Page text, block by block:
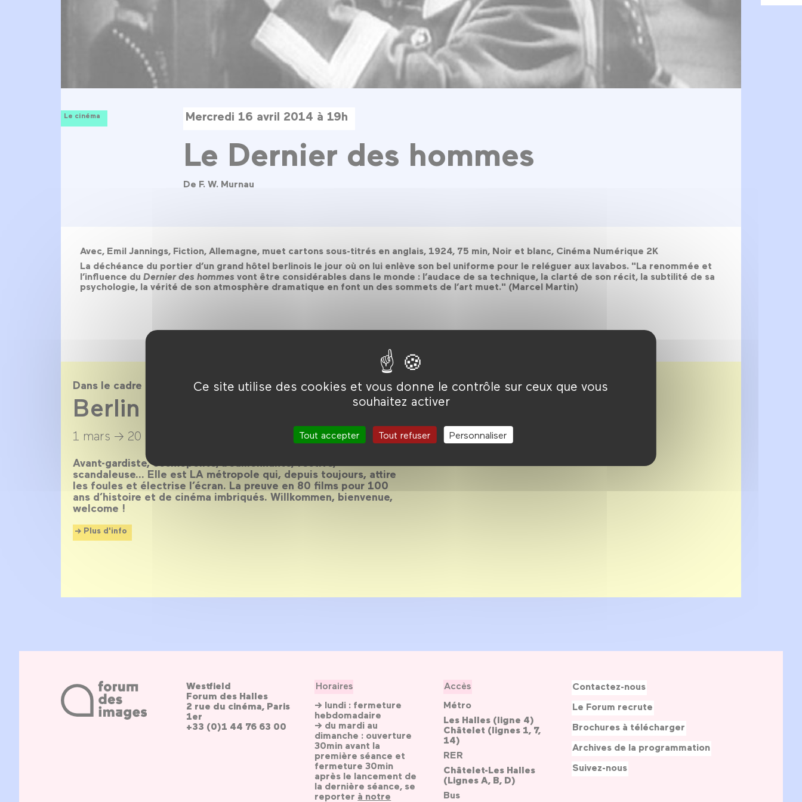
Ce site utilise des cookies et vous donne le contrôle sur ceux que vous
souhaitez activer
Tout accepter Tout refuser Personnaliser
Le cinéma Mercredi 16 avril 2014 à 19h
Le Dernier des hommes
De F. W. Murnau
Avec, Emil Jannings, Fiction, Allemagne, muet cartons sous-titrés en anglais, 1924, 75 min, Noir et blanc, Cinéma Numérique 2K
La déchéance du portier d’un grand hôtel berlinois le jour où on lui enlève son bel uniforme pour le reléguer aux lavabos. "La renommée et
l’influence du Dernier des hommes vont être considérables dans le monde : l’audace de sa technique, la clarté de son récit, la subtilité de sa
psychologie, la vérité de son atmosphère dramatique en font un des sommets de l’art muet." (Marcel Martin)
Dans le cadre de
Berlin magnétique
1 mars → 20 avril 2014
Avant-gardiste, cosmopolite, bouillonnante, festive,
scandaleuse… Elle est LA métropole qui, depuis toujours, attire
les foules et électrise l’écran. La preuve en 80 films pour 100
ans d’histoire et de cinéma imbriqués. Willkommen, bienvenue,
welcome !
Plus d'info
Westfield
Forum des Halles
2 rue du cinéma, Paris
1er
+33 (0)1 44 76 63 00
Horaires
→ lundi : fermeture
hebdomadaire
→ du mardi au
dimanche : ouverture
30min avant la
première séance et
fermeture 30min
après le lancement de
la dernière séance, se
reporter à notre
Accès
Métro
Les Halles (ligne 4)
Châtelet (lignes 1, 7,
14)
RER
Châtelet-Les Halles
(Lignes A, B, D)
Bus
Contactez-nous
Le Forum recrute
Brochures à télécharger
Archives de la programmation
Suivez-nous